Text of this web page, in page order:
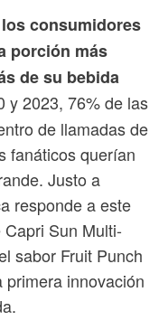
consumidores
porción más
de su bebida
y 2023, 76% de las
de llamadas de
fanáticos querían
Justo a
responde a este
Sun Multi-
sabor Fruit Punch
innovación